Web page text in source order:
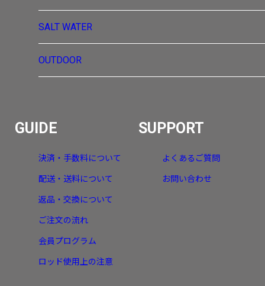
SALT WATER
OUTDOOR
GUIDE
決済・手数料について
配送・送料について
返品・交換について
ご注文の流れ
会員プログラム
ロッド使用上の注意
SUPPORT
よくあるご質問
お問い合わせ